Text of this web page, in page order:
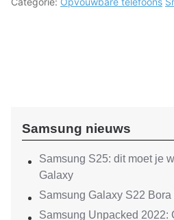
Samsung nieuws
Samsung S25: dit moet je
Galaxy
Samsung Galaxy S22 Bora
Samsung Unpacked 2022: